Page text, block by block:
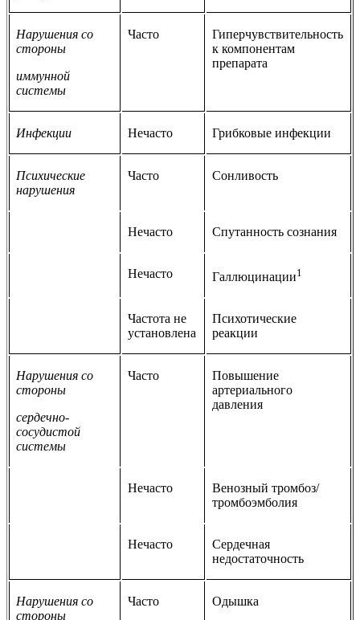
Нарушения со
стороны
иммунной
системы
Часто
Гиперчувствительность
к компонентам
препарата
Инфекции Нечасто Грибковые инфекции
Психические
нарушения
Часто Сонливость
Нечасто Спутанность сознания
Нечасто Галлюцинации1
Частота не
установлена
Психотические
реакции
Нарушения со
стороны
сердечно-
сосудистой
системы
Часто
Повышение
артериального
давления
Нечасто
Венозный тромбоз/
тромбоэмболия
Нечасто
Сердечная
недостаточность
Нарушения со
стороны
Часто Одышка